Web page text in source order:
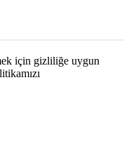
için gizliliğe uygun